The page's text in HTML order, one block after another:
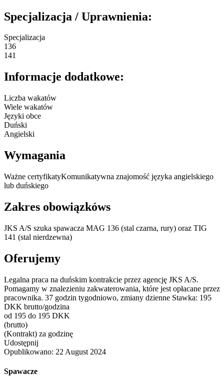
Specjalizacja / Uprawnienia:
Specjalizacja
136
141
Informacje dodatkowe:
Liczba wakatów
Wiele wakatów
Języki obce
Duński
Angielski
Wymagania
Ważne certyfikatyKomunikatywna znajomość języka angielskiego
lub duńskiego
Zakres obowiązkóws
JKS A/S szuka spawacza MAG 136 (stal czarna, rury) oraz TIG
141 (stal nierdzewna)
Oferujemy
Legalna praca na duńskim kontrakcie przez agencję JKS A/S.
Pomagamy w znalezieniu zakwaterowania, które jest opłacane przez
pracownika. 37 godzin tygodniowo, zmiany dzienne Stawka: 195
DKK brutto/godzina
od 195 do 195 DKK
(brutto)
(Kontrakt) za godzinę
Udostępnij
Opublikowano: 22 August 2024
Spawacze